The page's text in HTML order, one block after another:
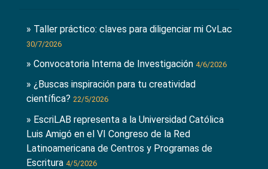
» Taller práctico: claves para diligenciar mi CvLac
30/7/2026
» Convocatoria Interna de Investigación 4/6/2026
» ¿Buscas inspiración para tu creatividad
científica? 22/5/2026
» EscriLAB representa a la Universidad Católica
Luis Amigó en el VI Congreso de la Red
Latinoamericana de Centros y Programas de
Escritura 4/5/2026